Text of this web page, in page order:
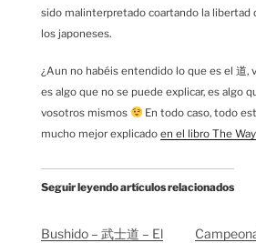
sido malinterpretado coartando la libertad
los japoneses.
¿Aun no habéis entendido lo que es el 道,
es algo que no se puede explicar, es algo
vosotros mismos
En todo caso, todo
mucho mejor explicado en el libro The
Seguir leyendo artículos relacionados
Bushido – 武士道 – El